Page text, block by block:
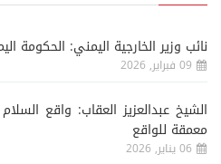
نائب وزير الخارجية اليمني: الحكومة
09 فبراير, 2026
الشيخ عبدالعزيز العقاب: واقع
معمقة للواقع
06 يناير, 2026